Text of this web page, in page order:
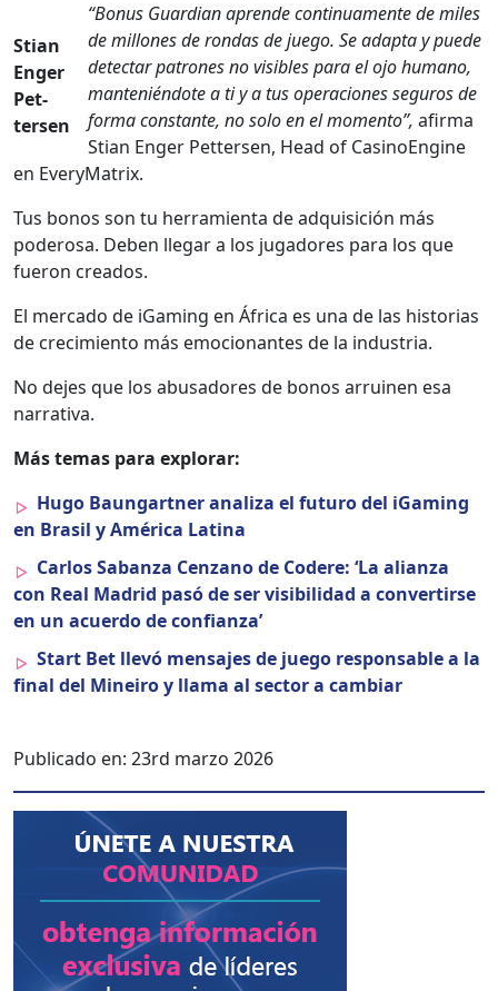
Stian
Enger
Pet­
tersen
“Bonus Guardian aprende con­tin­u­a­mente de miles
de mil­lones de ron­das de juego. Se adap­ta y puede
detec­tar patrones no vis­i­bles para el ojo humano,
man­tenién­dote a ti y a tus opera­ciones seguros de
for­ma con­stante, no solo en el momen­to”, afir­ma
Stian Enger Pet­tersen, Head of Casi­no­Engine
en Every­Ma­trix.
Tus bonos son tu her­ramien­ta de adquisi­ción más
poderosa. Deben lle­gar a los jugadores para los que
fueron crea­d­os.
El mer­ca­do de iGam­ing en África es una de las his­to­rias
de crec­imien­to más emo­cio­nantes de la indus­tria.
No dejes que los abu­sadores de bonos arru­inen esa
nar­ra­ti­va.
Más temas para explo­rar:
Hugo Baun­gart­ner anal­iza el futuro del iGam­ing
en Brasil y Améri­ca Lati­na
Car­los Saban­za Cen­zano de Codere: ‘La alian­za
con Real Madrid pasó de ser vis­i­bil­i­dad a con­ver­tirse
en un acuer­do de con­fi­an­za’
Start Bet llevó men­sajes de juego respon­s­able a la
final del Mineiro y lla­ma al sec­tor a cam­biar
Publicado en: 23rd marzo 2026